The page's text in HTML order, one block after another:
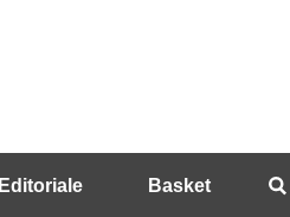
Editoriale Basket